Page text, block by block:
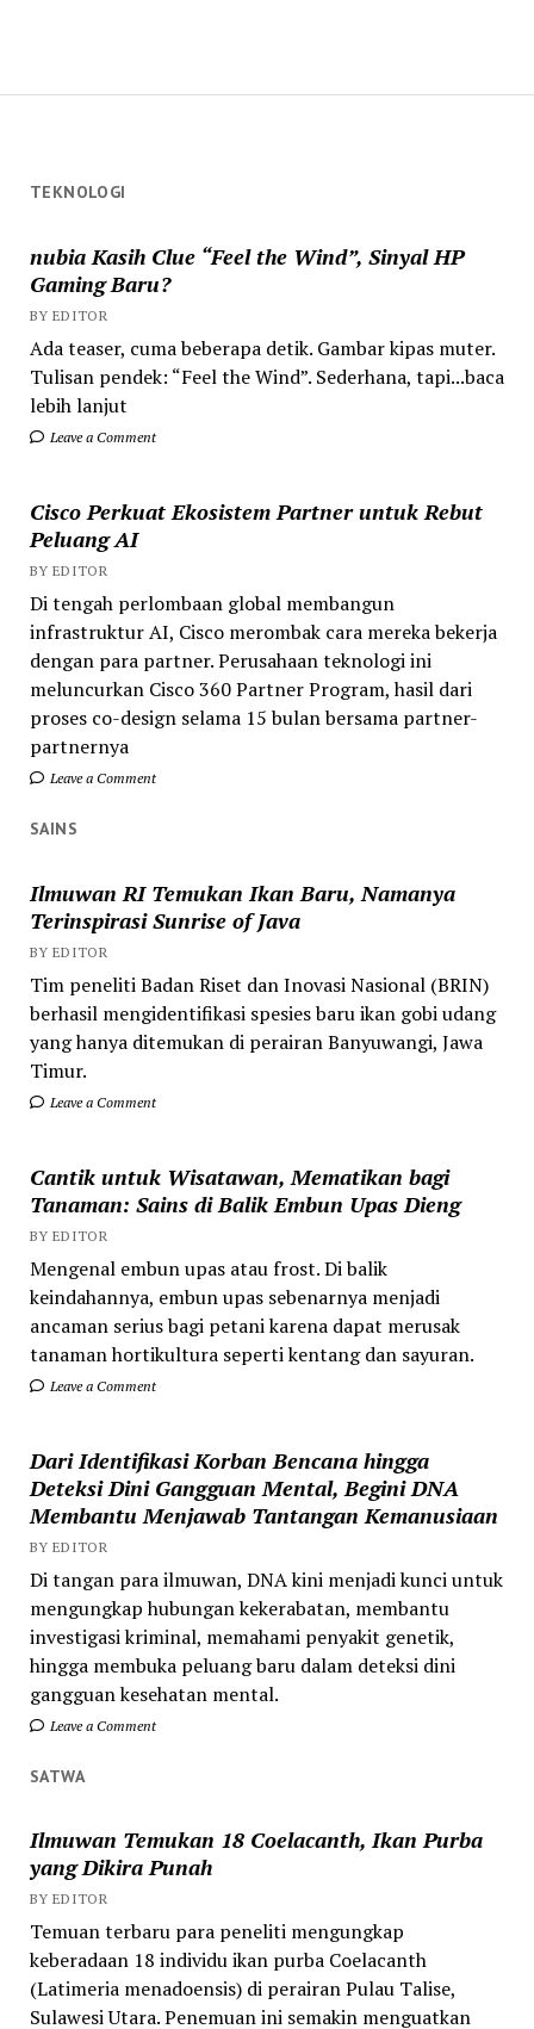
TEKNOLOGI
nubia Kasih Clue “Feel the Wind”, Sinyal HP
Gaming Baru?
BY EDITOR
Ada teaser, cuma beberapa detik. Gambar kipas muter.
Tulisan pendek: “Feel the Wind”. Sederhana, tapi...baca
lebih lanjut
Leave a Comment
Cisco Perkuat Ekosistem Partner untuk Rebut
Peluang AI
BY EDITOR
Di tengah perlombaan global membangun
infrastruktur AI, Cisco merombak cara mereka bekerja
dengan para partner. Perusahaan teknologi ini
meluncurkan Cisco 360 Partner Program, hasil dari
proses co-design selama 15 bulan bersama partner-
partnernya
Leave a Comment
SAINS
Ilmuwan RI Temukan Ikan Baru, Namanya
Terinspirasi Sunrise of Java
BY EDITOR
Tim peneliti Badan Riset dan Inovasi Nasional (BRIN)
berhasil mengidentifikasi spesies baru ikan gobi udang
yang hanya ditemukan di perairan Banyuwangi, Jawa
Timur.
Leave a Comment
Cantik untuk Wisatawan, Mematikan bagi
Tanaman: Sains di Balik Embun Upas Dieng
BY EDITOR
Mengenal embun upas atau frost. Di balik
keindahannya, embun upas sebenarnya menjadi
ancaman serius bagi petani karena dapat merusak
tanaman hortikultura seperti kentang dan sayuran.
Leave a Comment
Dari Identifikasi Korban Bencana hingga
Deteksi Dini Gangguan Mental, Begini DNA
Membantu Menjawab Tantangan Kemanusiaan
BY EDITOR
Di tangan para ilmuwan, DNA kini menjadi kunci untuk
mengungkap hubungan kekerabatan, membantu
investigasi kriminal, memahami penyakit genetik,
hingga membuka peluang baru dalam deteksi dini
gangguan kesehatan mental.
Leave a Comment
SATWA
Ilmuwan Temukan 18 Coelacanth, Ikan Purba
yang Dikira Punah
BY EDITOR
Temuan terbaru para peneliti mengungkap
keberadaan 18 individu ikan purba Coelacanth
(Latimeria menadoensis) di perairan Pulau Talise,
Sulawesi Utara. Penemuan ini semakin menguatkan